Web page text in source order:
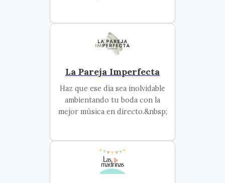
La Pareja Imperfecta
Haz que ese día sea inolvidable
ambientando tu boda con la
mejor música en directo.&nbsp;